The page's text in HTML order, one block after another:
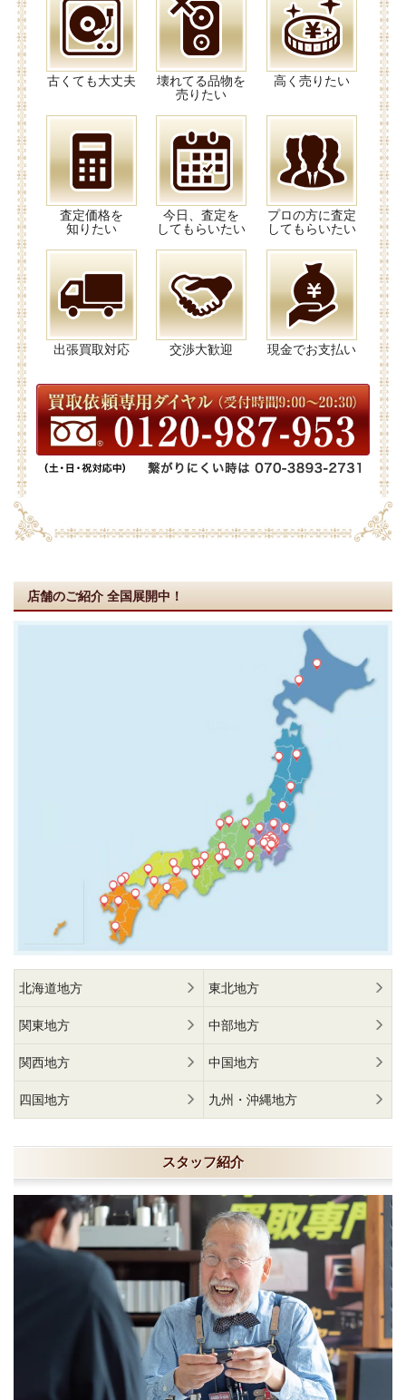
古くても大丈夫
壊れてる品物を
売りたい
高く売りたい
査定価格を
知りたい
今日、査定を
してもらいたい
プロの方に査定
してもらいたい
出張買取対応 交渉大歓迎 現金でお支払い
店舗のご紹介 全国展開中！
北海道地方 東北地方
関東地方 中部地方
関西地方 中国地方
四国地方 九州・沖縄地方
スタッフ紹介